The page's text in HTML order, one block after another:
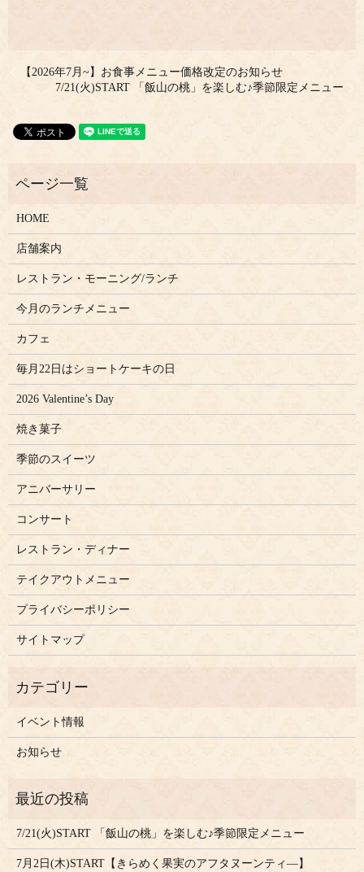
【2026年7月~】お食事メニュー価格改定のお知らせ
7/21(火)START 「飯山の桃」を楽しむ♪季節限定メニュー
HOME
店舗案内
レストラン・モーニング/ランチ
今月のランチメニュー
カフェ
毎月22日はショートケーキの日
2026 Valentine’s Day
焼き菓子
季節のスイーツ
アニバーサリー
コンサート
レストラン・ディナー
テイクアウトメニュー
プライバシーポリシー
サイトマップ
イベント情報
お知らせ
7/21(火)START 「飯山の桃」を楽しむ♪季節限定メニュー
7月2日(木)START【きらめく果実のアフタヌーンティ―】